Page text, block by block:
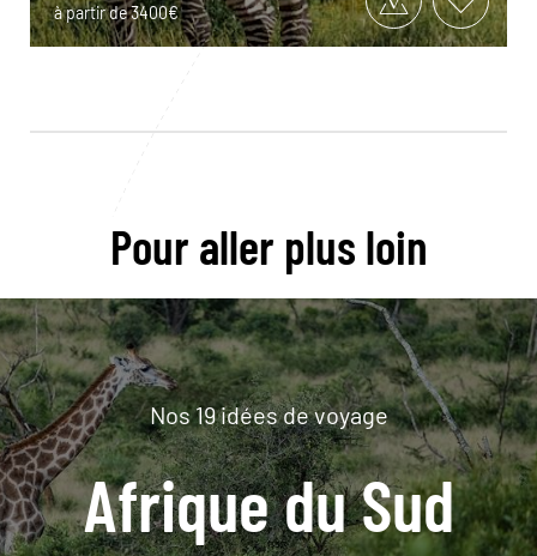
à partir de 3400€
Pour aller plus loin
Nos 19 idées de voyage
Afrique du Sud